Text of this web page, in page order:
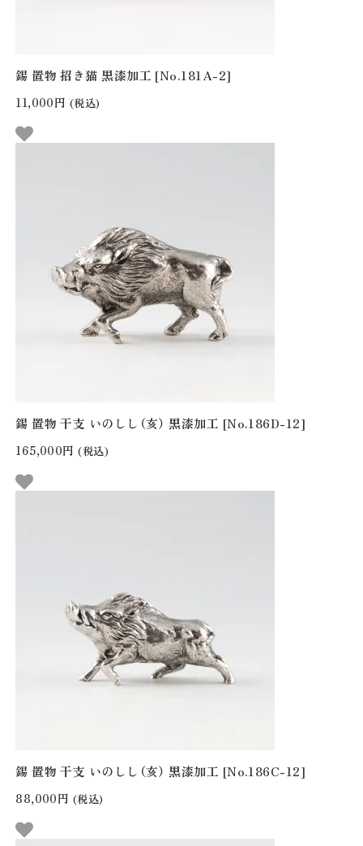
錫 置物 招き猫 黒漆加工 [No.181A-2]
11,000円 (税込)
錫 置物 干支 いのしし（亥） 黒漆加工 [No.186D-12]
165,000円 (税込)
錫 置物 干支 いのしし（亥） 黒漆加工 [No.186C-12]
88,000円 (税込)